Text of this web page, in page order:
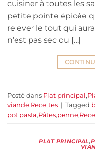
cuisiner à toutes les
petite pointe épicée
relever le tout qui
n’est pas sec du […]
Posté dans Plat principal,
viande,Recettes | Tagged
pot pasta,Pâtes,penne,
PLAT PRINCIPAL,